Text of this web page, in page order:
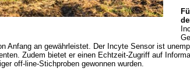
Anfang an gewährleistet. Der Incyte Sensor ist
Zudem bietet er einen Echtzeit-Zugriff auf
off-line-Stichproben gewonnen wurden.